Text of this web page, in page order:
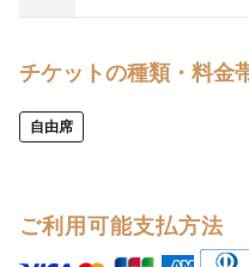
チケットの種類・料金
自由席
ご利用可能支払方法